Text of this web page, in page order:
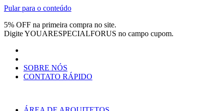
Pular para o conteúdo
5% OFF na primeira compra no site.
DigiteYOUARESPECIALFORUS no campo cupom.
SOBRE NÓS
CONTATO RÁPIDO